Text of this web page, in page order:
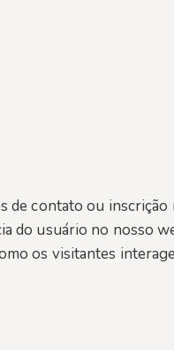
de contato ou
do usuário no nosso
os visitantes